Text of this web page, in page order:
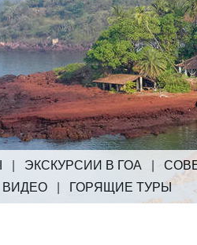
ЭКСКУРСИИ В ГОА
ВИДЕО ГОРЯЩИЕ ТУРЫ